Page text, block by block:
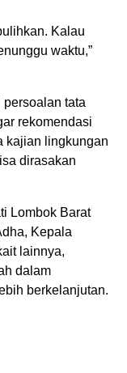
Kalau
waktu,”
persoalan tata
rekomendasi
kajian lingkungan
dirasakan
Lombok Barat
Kepala
lainnya,
dalam
berkelanjutan.